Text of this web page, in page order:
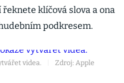
klíčová slova a ona
podkresem.
videa. Zdroj: Apple